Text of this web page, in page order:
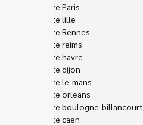
Epaviste Paris
Epaviste lille
Epaviste Rennes
Epaviste reims
Epaviste havre
Epaviste dijon
Epaviste le-mans
Epaviste orleans
Epaviste boulogne-billancourt
Epaviste caen